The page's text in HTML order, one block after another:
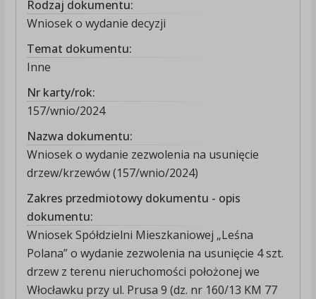
Rodzaj dokumentu:
Wniosek o wydanie decyzji
Temat dokumentu:
Inne
Nr karty/rok:
157/wnio/2024
Nazwa dokumentu:
Wniosek o wydanie zezwolenia na usunięcie
drzew/krzewów (157/wnio/2024)
Zakres przedmiotowy dokumentu - opis
dokumentu:
Wniosek Spółdzielni Mieszkaniowej „Leśna
Polana” o wydanie zezwolenia na usunięcie 4 szt.
drzew z terenu nieruchomości położonej we
Włocławku przy ul. Prusa 9 (dz. nr 160/13 KM 77